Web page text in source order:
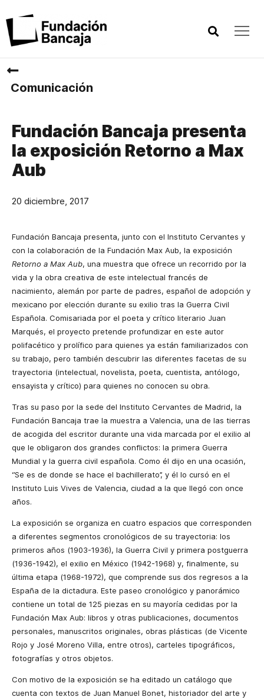
Comunicación
Fundación Bancaja presenta
la exposición Retorno a Max
Aub
20 diciembre, 2017
Fundación Bancaja presenta, junto con el Instituto Cervantes y
con la colaboración de la Fundación Max Aub, la exposición
Retorno a Max Aub, una muestra que ofrece un recorrido por la
vida y la obra creativa de este intelectual francés de
nacimiento, alemán por parte de padres, español de adopción y
mexicano por elección durante su exilio tras la Guerra Civil
Española. Comisariada por el poeta y crítico literario Juan
Marqués, el proyecto pretende profundizar en este autor
polifacético y prolífico para quienes ya están familiarizados con
su trabajo, pero también descubrir las diferentes facetas de su
trayectoria (intelectual, novelista, poeta, cuentista, antólogo,
ensayista y crítico) para quienes no conocen su obra.
Tras su paso por la sede del Instituto Cervantes de Madrid, la
Fundación Bancaja trae la muestra a Valencia, una de las tierras
de acogida del escritor durante una vida marcada por el exilio al
que le obligaron dos grandes conflictos: la primera Guerra
Mundial y la guerra civil española. Como él dijo en una ocasión,
‘’Se es de donde se hace el bachillerato’’, y él lo cursó en el
Instituto Luis Vives de Valencia, ciudad a la que llegó con once
años.
La exposición se organiza en cuatro espacios que corresponden
a diferentes segmentos cronológicos de su trayectoria: los
primeros años (1903-1936), la Guerra Civil y primera postguerra
(1936-1942), el exilio en México (1942-1968) y, finalmente, su
última etapa (1968-1972), que comprende sus dos regresos a la
España de la dictadura. Este paseo cronológico y panorámico
contiene un total de 125 piezas en su mayoría cedidas por la
Fundación Max Aub: libros y otras publicaciones, documentos
personales, manuscritos originales, obras plásticas (de Vicente
Rojo y José Moreno Villa, entre otros), carteles tipográficos,
fotografías y otros objetos.
Con motivo de la exposición se ha editado un catálogo que
cuenta con textos de Juan Manuel Bonet, historiador del arte y